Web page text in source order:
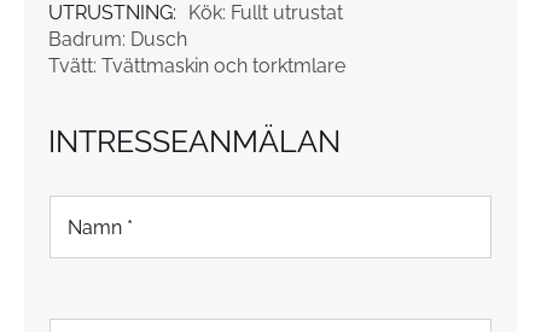
UTRUSTNING:
Kök: Fullt utrustat
Badrum: Dusch
Tvätt: Tvättmaskin och torktmlare
INTRESSEANMÄLAN
m